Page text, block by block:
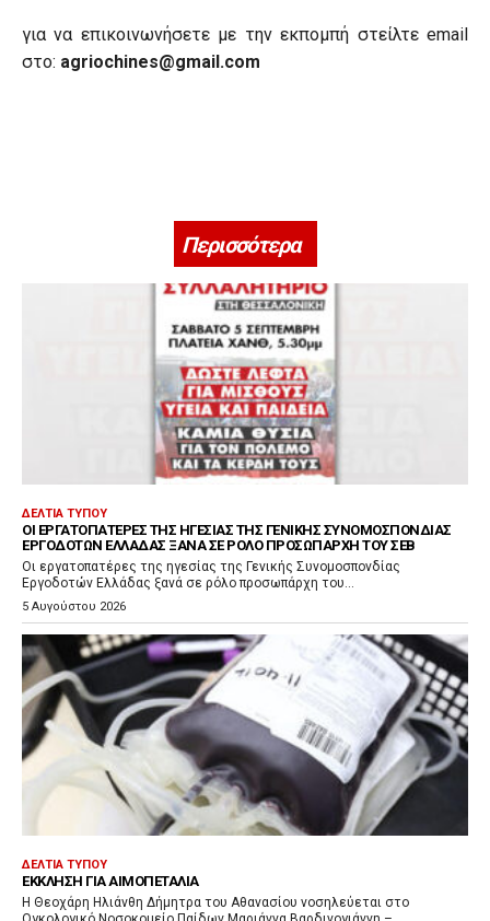
για να επικοινωνήσετε με την εκπομπή στείλτε email
στο: agriochines@gmail .com
Περισσότερα
ΔΕΛΤΊΑ ΤΎΠΟΥ
ΟΙ ΕΡΓΑΤΟΠΑΤΈΡΕΣ ΤΗΣ ΗΓΕΣΊΑΣ ΤΗΣ ΓΕΝΙΚΉΣ ΣΥΝΟΜΟΣΠΟΝΔΊΑΣ
ΕΡΓΟΔΟΤΏΝ ΕΛΛΆΔΑΣ ΞΑΝΆ ΣΕ ΡΌΛΟ ΠΡΟΣΩΠΆΡΧΗ ΤΟΥ ΣΕΒ
Οι εργατοπατέρες της ηγεσίας της Γενικής Συνομοσπονδίας
Εργοδοτών Ελλάδας ξανά σε ρόλο προσωπάρχη του...
5 Αυγούστου 2026
ΔΕΛΤΊΑ ΤΎΠΟΥ
ΈΚΚΛΗΣΗ ΓΙΑ ΑΙΜΟΠΕΤΆΛΙΑ
Η Θεοχάρη Ηλιάνθη Δήμητρα του Αθανασίου νοσηλεύεται στο